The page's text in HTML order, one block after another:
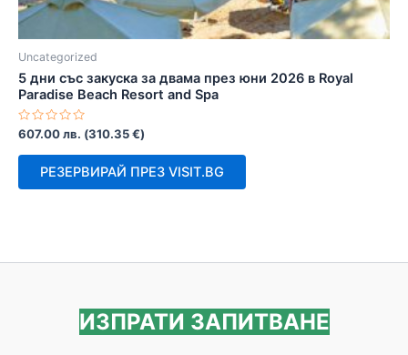
Uncategorized
5 дни със закуска за двама през юни 2026 в Royal
Paradise Beach Resort and Spa
Оценено
с
0
607.00лв. (310.35€)
РЕЗЕРВИРАЙ ПРЕЗ VISIT.BG
ИЗПРАТИ ЗАПИТВАНЕ